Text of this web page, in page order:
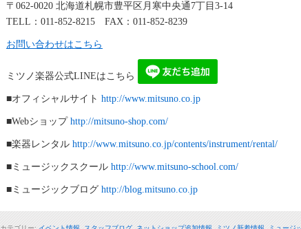
〒062-0020 北海道札幌市豊平区月寒中央通7丁目3-14
TELL：011-852-8215 FAX：011-852-8239
お問い合わせはこちら
ミツノ楽器公式LINEはこちら
■オフィシャルサイト http://www.mitsuno.co.jp
■Webショップ http://mitsuno-shop.com/
■楽器レンタル http://www.mitsuno.co.jp/contents/instrument/rental/
■ミュージックスクール http://www.mitsuno-school.com/
■ミュージックブログ http://blog.mitsuno.co.jp